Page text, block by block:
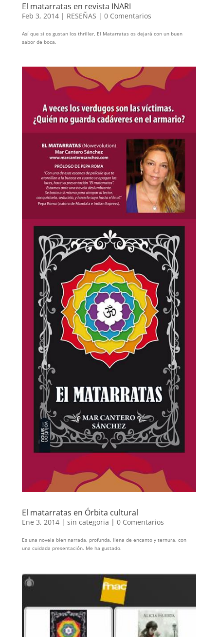
El matarratas en revista INARI
Feb 3, 2014| RESEÑAS | 0 Comentarios
Así que si os gustan los thriller, El Matarratas os dejará con un buen
sabor de boca.
El matarratas en Órbita cultural
Ene 3, 2014| sin categoria | 0 Comentarios
Es una novela bien narrada, profunda, llena de encanto y ternura, con
una cuidada presentación. Me ha gustado.